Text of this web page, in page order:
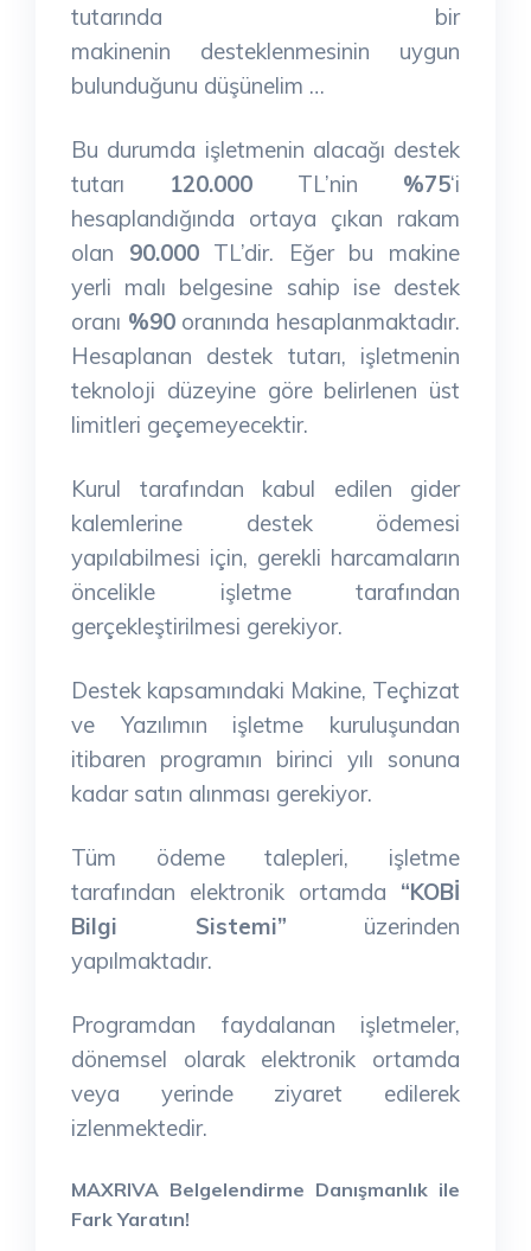
tutarında bir
makinenin desteklenmesinin uygun
bulunduğunu düşünelim …
Bu durumda işletmenin alacağı destek
tutarı 120.000 TL’nin %75‘i
hesaplandığında ortaya çıkan rakam
olan 90.000TL’dir. Eğer bu makine
yerli malı belgesine sahip ise destek
oranı %90oranında hesaplanmaktadır.
Hesaplanan destek tutarı, işletmenin
teknoloji düzeyine göre belirlenen üst
limitleri geçemeyecektir.
Kurul tarafından kabul edilen gider
kalemlerine destek ödemesi
yapılabilmesi için, gerekli harcamaların
öncelikle işletme tarafından
gerçekleştirilmesi gerekiyor.
Destek kapsamındaki Makine, Teçhizat
ve Yazılımın işletme kuruluşundan
itibaren programın birinci yılı sonuna
kadar satın alınması gerekiyor.
Tüm ödeme talepleri, işletme
tarafından elektronik ortamda “KOBİ
Bilgi Sistemi” üzerinden
yapılmaktadır.
Programdan faydalanan işletmeler,
dönemsel olarak elektronik ortamda
veya yerinde ziyaret edilerek
izlenmektedir.
MAXRIVA Belgelendirme Danışmanlık ile
Fark Yaratın!